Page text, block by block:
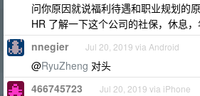
问你原因就说福利待遇和职业规划的
HR 了解一下这个公司的社保，休息，
nnegier Jul 20, 2019 via Android
@RyuZheng 对头
466745723 Jul 20, 2019 via iPhone